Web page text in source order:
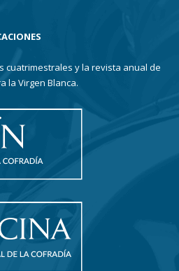
cuatrimestrales y la revista anual de
la Virgen Blanca.